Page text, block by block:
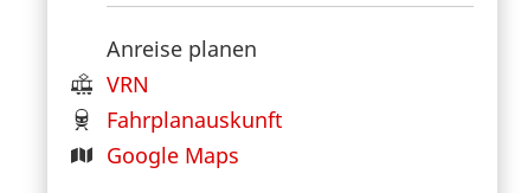
Anreise planen
VRN
Fahrplanauskunft
Google Maps